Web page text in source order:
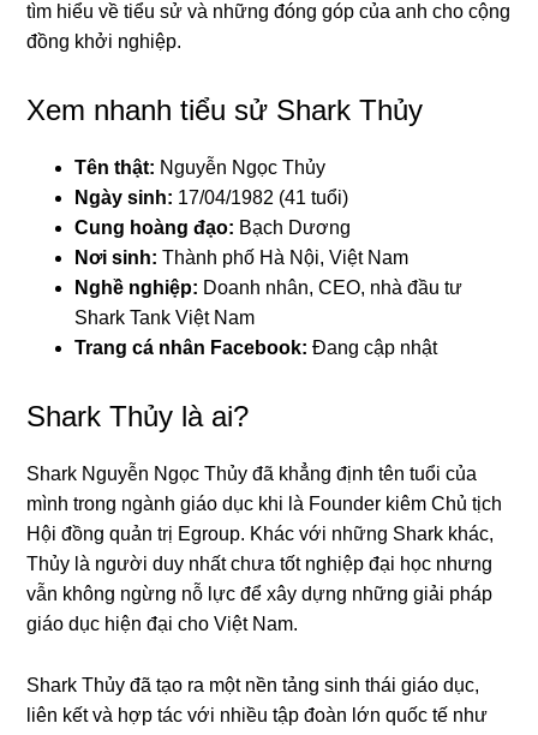
tìm hiểu về tiểu sử và những đóng góp của anh cho cộng
đồng khởi nghiệp.
Xem nhanh tiểu sử Shark Thủy
Tên thật: Nguyễn Ngọc Thủy
Ngày sinh: 17/04/1982 (41 tuổi)
Cung hoàng đạo: Bạch Dương
Nơi sinh: Thành phố Hà Nội, Việt Nam
Nghề nghiệp: Doanh nhân, CEO, nhà đầu tư
Shark Tank Việt Nam
Trang cá nhân Facebook: Đang cập nhật
Shark Thủy là ai?
Shark Nguyễn Ngọc Thủy đã khẳng định tên tuổi của
mình trong ngành giáo dục khi là Founder kiêm Chủ tịch
Hội đồng quản trị Egroup. Khác với những Shark khác,
Thủy là người duy nhất chưa tốt nghiệp đại học nhưng
vẫn không ngừng nỗ lực để xây dựng những giải pháp
giáo dục hiện đại cho Việt Nam.
Shark Thủy đã tạo ra một nền tảng sinh thái giáo dục,
liên kết và hợp tác với nhiều tập đoàn lớn quốc tế như